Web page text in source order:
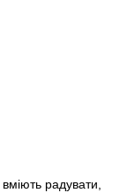
радувати,